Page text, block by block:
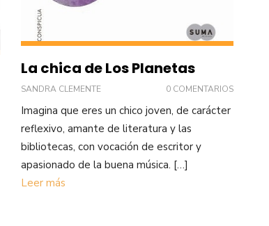
La chica de Los Planetas
SANDRA CLEMENTE 0 COMENTARIOS
Imagina que eres un chico joven, de carácter
reflexivo, amante de literatura y las
bibliotecas, con vocación de escritor y
apasionado de la buena música. […]
Leer más